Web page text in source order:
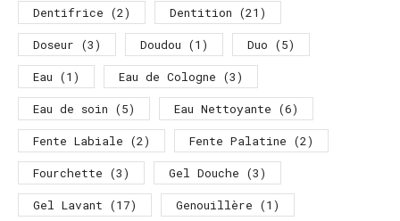
Dentifrice (2) Dentition (21)
Doseur (3) Doudou (1) Duo (5)
Eau (1) Eau de Cologne (3)
Eau de soin (5) Eau Nettoyante (6)
Fente Labiale (2) Fente Palatine (2)
Fourchette (3) Gel Douche (3)
Gel Lavant (17) Genouillère (1)